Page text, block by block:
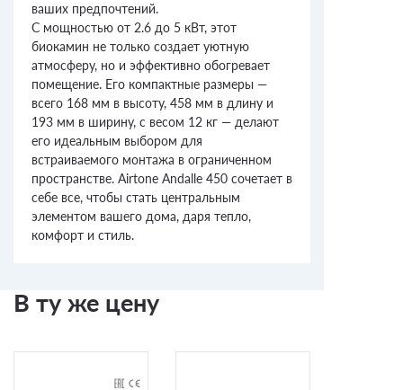
ваших предпочтений.
С мощностью от 2.6 до 5 кВт, этот
биокамин не только создает уютную
атмосферу, но и эффективно обогревает
помещение. Его компактные размеры —
всего 168 мм в высоту, 458 мм в длину и
193 мм в ширину, с весом 12 кг — делают
его идеальным выбором для
встраиваемого монтажа в ограниченном
пространстве. Airtone Andalle 450 сочетает в
себе все, чтобы стать центральным
элементом вашего дома, даря тепло,
комфорт и стиль.
В ту же цену